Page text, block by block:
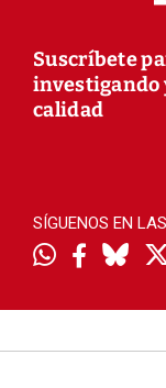
Suscríbete
investigando
calidad
SÍGUENOS EN